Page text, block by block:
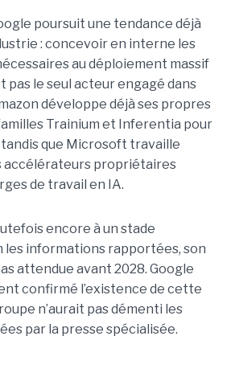
poursuit une tendance déjà
: concevoir en interne les
au déploiement massif
pas le seul acteur engagé dans
développe déjà ses propres
Trainium et Inferentia pour
tandis que Microsoft travaille
accélérateurs propriétaires
de travail en IA.
encore à un stade
les informations rapportées, son
attendue avant 2028. Google
confirmé l’existence de cette
n’aurait pas démenti les
par la presse spécialisée.